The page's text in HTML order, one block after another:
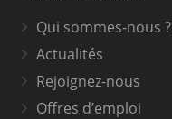
Qui sommes-nous ?
Actualités
Rejoignez-nous
Offres d’emploi